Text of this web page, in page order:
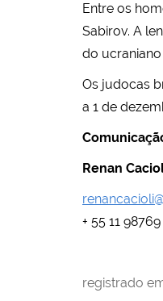
Entre os
Sabirov. A
do
Os judocas
a 1 de
Renan
+ 55 11 98769
registrado